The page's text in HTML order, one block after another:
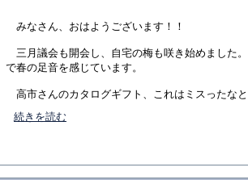
みなさん、おはようございます！！
三月議会も開会し、自宅の梅も咲き始めました
で春の足音を感じています。
高市さんのカタログギフト、これはミスったな
続きを読む